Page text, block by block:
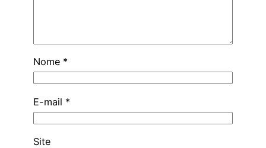
Nome *
E-mail *
Site